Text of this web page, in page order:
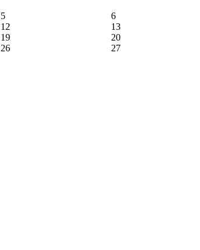
5 6
12 13
19 20
26 27